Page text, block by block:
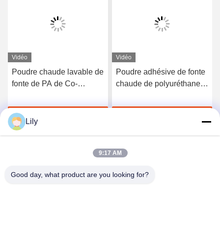
Vidéo
Poudre chaude lavable de
fonte de PA de Co-
l'impression de transfert
de chaleurDiscuter Maintenant
Vidéo
Poudre adhésive de fonte
chaude de polyuréthane
pour l'impression de
Lily
9:17 AM
Good day, what product are you looking for?